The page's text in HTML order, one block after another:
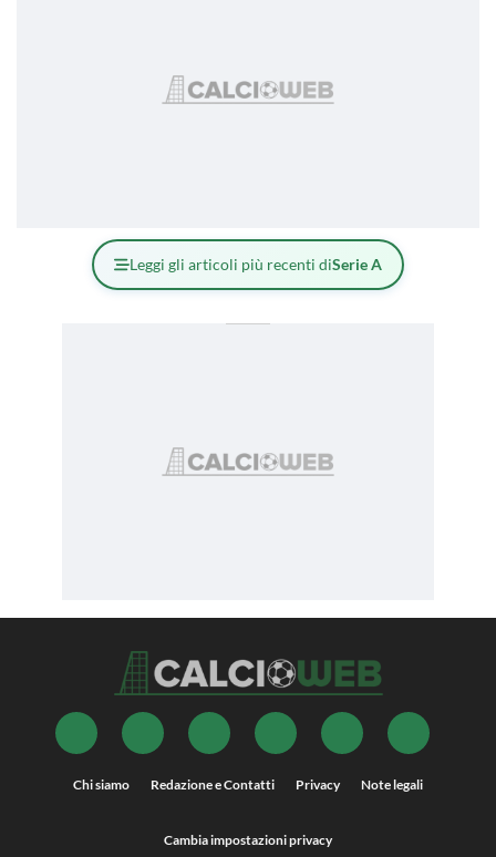
Leggi gli articoli più recenti diSerie A
Chi siamo Redazione e Contatti Privacy Note legali
Cambia impostazioni privacy